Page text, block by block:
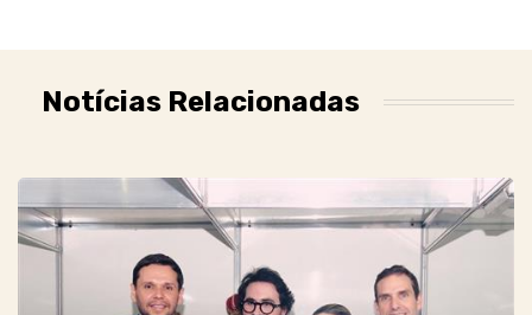
Notícias Relacionadas